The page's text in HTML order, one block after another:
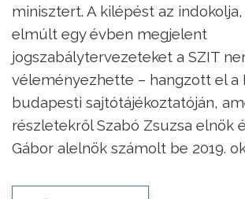
minisztert. A kilépést az
elmúlt egy évben megjelent
jogszabálytervezeteket a SZIT
véleményezhette – hangzott el a
budapesti sajtótájékoztatóján,
részletekről Szabó Zsuzsa elnök
Gábor alelnök számolt be 2019.